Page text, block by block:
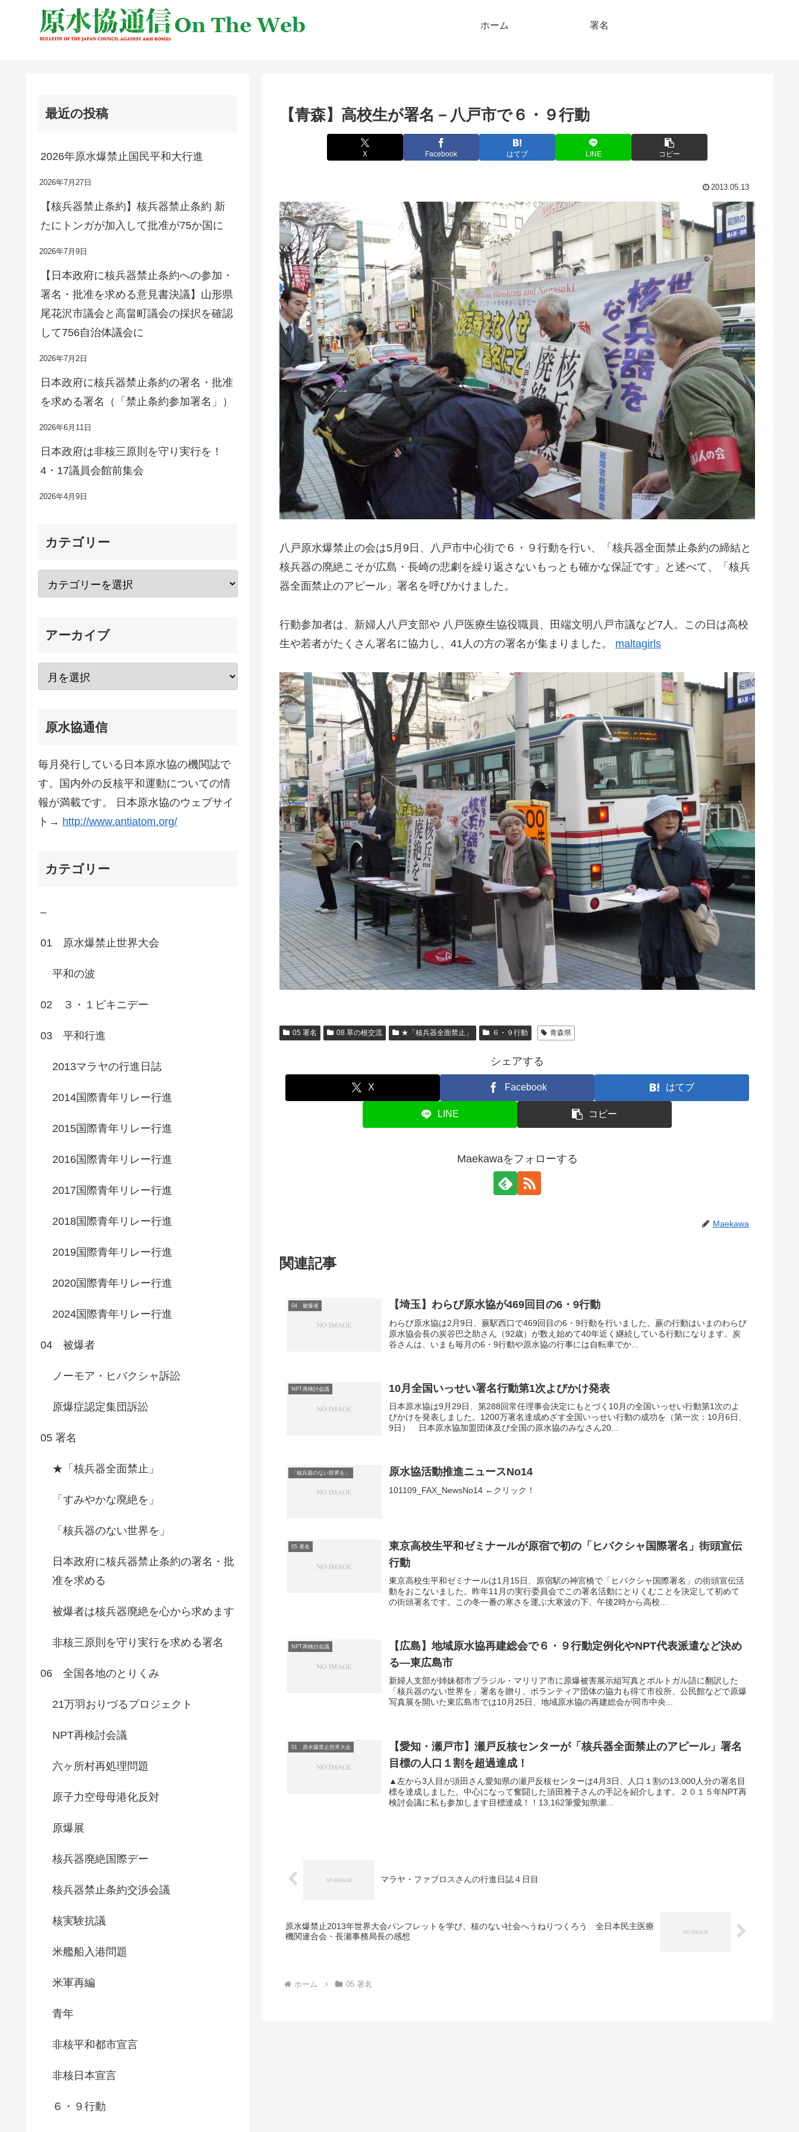
ホーム 署名
X Facebook はてブ LINE コピー
2013.05.13
八戸原水爆禁止の会は5月9日、八戸市中心街で６・９行動を行い、「核兵器全面禁止条約の締結と
核兵器の廃絶こそが広島・長崎の悲劇を繰り返さないもっとも確かな保証です」と述べて、「核兵
器全面禁止のアピール」署名を呼びかけました。
行動参加者は、新婦人八戸支部や 八戸医療生協役職員、田端文明八戸市議など7人。この日は高校
生や若者がたくさん署名に協力し、41人の方の署名が集まりました。 maltagirls
05 署名 08 草の根交流 ★「核兵器全面禁止」 ６・９行動 青森県
シェアする
X Facebook はてブ
LINE コピー
Maekawaをフォローする
Maekawa
関連記事
04 被爆者 【埼玉】わらび原水協が469回目の6・9行動
わらび原水協は2月9日、蕨駅西口で469回目の6・9行動を行いました。蕨の行動はいまのわらび
原水協会長の炭谷巴之助さん（92歳）が数え始めて40年近く継続している行動になります。炭
谷さんは、いまも毎月の6・9行動や原水協の行事には自転車でか...
NPT再検討会議 10月全国いっせい署名行動第1次よびかけ発表
日本原水協は9月29日、第288回常任理事会決定にもとづく10月の全国いっせい行動第1次のよ
びかけを発表しました。1200万署名達成めざす全国いっせい行動の成功を（第一次：10月6日、
9日） 日本原水協加盟団体及び全国の原水協のみなさん20...
「核兵器のない世界を」 原水協活動推進ニュースNo14
101109_FAX_NewsNo14 ←クリック！
05 署名
東京高校生平和ゼミナールが原宿で初の「ヒバクシャ国際署名」街頭宣伝
行動
東京高校生平和ゼミナールは1月15日、原宿駅の神宮橋で「ヒバクシャ国際署名」の街頭宣伝活
動をおこないました。昨年11月の実行委員会でこの署名活動にとりくむことを決定して初めて
の街頭署名です。この冬一番の寒さを運ぶ大寒波の下、午後2時から高校...
NPT再検討会議
【広島】地域原水協再建総会で６・９行動定例化やNPT代表派遣など決め
る―東広島市
新婦人支部が姉妹都市ブラジル・マリリア市に原爆被害展示組写真とポルトガル語に翻訳した
「核兵器のない世界を」署名を贈り、ボランティア団体の協力も得て市役所、公民館などで原爆
写真展を開いた東広島市では10月25日、地域原水協の再建総会が同市中央...
01 原水爆禁止世界大会
【愛知・瀬戸市】瀬戸反核センターが「核兵器全面禁止のアピール」署名
目標の人口１割を超過達成！
▲左から3人目が須田さん愛知県の瀬戸反核センターは4月3日、人口１割の13,000人分の署名目
標を達成しました。中心になって奮闘した須田雅子さんの手記を紹介します。２０１５年NPT再
検討会議に私も参加します目標達成！！13,162筆愛知県瀬...
マラヤ・ファブロスさんの行進日誌４日目
原水爆禁止2013年世界大会パンフレットを学び、核のない社会へうねりつくろう 全日本民主医療
機関連合会・長瀬事務局長の感想
ホーム 05 署名
最近の投稿
2026年原水爆禁止国民平和大行進
2026年7月27日
【核兵器禁止条約】核兵器禁止条約 新
たにトンガが加入して批准が75か国に
2026年7月9日
【日本政府に核兵器禁止条約への参加・
署名・批准を求める意見書決議】山形県
尾花沢市議会と高畠町議会の採択を確認
して756自治体議会に
2026年7月2日
日本政府に核兵器禁止条約の署名・批准
を求める署名（「禁止条約参加署名」）
2026年6月11日
日本政府は非核三原則を守り実行を！
4・17議員会館前集会
2026年4月9日
カテゴリー
アーカイブ
原水協通信
毎月発行している日本原水協の機関誌で
す。国内外の反核平和運動についての情
報が満載です。 日本原水協のウェブサイ
ト→ http://www.antiatom.org/
カテゴリー
–
01 原水爆禁止世界大会
平和の波
02 ３・１ビキニデー
03 平和行進
2013マラヤの行進日誌
2014国際青年リレー行進
2015国際青年リレー行進
2016国際青年リレー行進
2017国際青年リレー行進
2018国際青年リレー行進
2019国際青年リレー行進
2020国際青年リレー行進
2024国際青年リレー行進
04 被爆者
ノーモア・ヒバクシャ訴訟
原爆症認定集団訴訟
05 署名
★「核兵器全面禁止」
「すみやかな廃絶を」
「核兵器のない世界を」
日本政府に核兵器禁止条約の署名・批
准を求める
被爆者は核兵器廃絶を心から求めます
非核三原則を守り実行を求める署名
06 全国各地のとりくみ
21万羽おりづるプロジェクト
NPT再検討会議
六ヶ所村再処理問題
原子力空母母港化反対
原爆展
核兵器廃絶国際デー
核兵器禁止条約交渉会議
核実験抗議
米艦船入港問題
米軍再編
青年
非核平和都市宣言
非核日本宣言
６・９行動